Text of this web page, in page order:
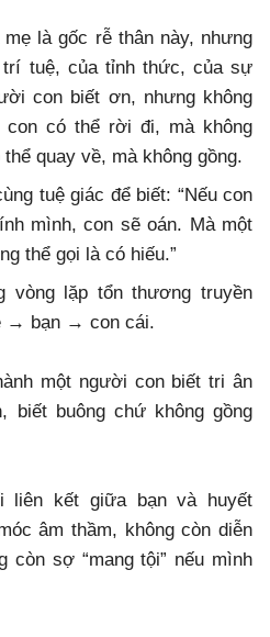
mẹ là gốc rễ thân này, nhưng
tuệ, của tỉnh thức, của sự
con biết ơn, nhưng không
có thể rời đi, mà không
quay về, mà không gồng.
tuệ giác để biết: “Nếu con
mình, con sẽ oán. Mà một
thể gọi là có hiếu.”
vòng lặp tổn thương truyền
→ bạn → con cái.
một người con biết tri ân
biết buông chứ không gồng
liên kết giữa bạn và huyết
âm thầm, không còn diễn
còn sợ “mang tội” nếu mình